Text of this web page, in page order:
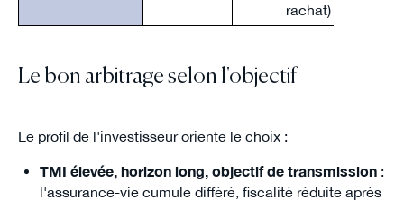
rachat)
Le bon arbitrage selon l'objectif
Le profil de l'investisseur oriente le choix :
TMI élevée, horizon long, objectif de transmission:
l'assurance-vie cumule différé, fiscalité réduite après